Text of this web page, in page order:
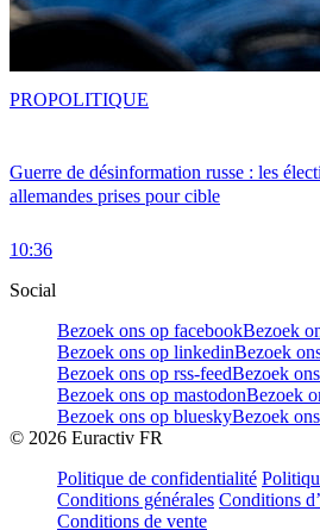
Guerre de désinformation russe : les
allemandes prises pour cible
10:36
PROPOLITIQUE
Social
Bezoek ons op facebookBezoek
Bezoek ons op linkedinBezoek
Bezoek ons op rss-feedBezoek
Bezoek ons op mastodonBezoek
Bezoek ons op blueskyBezoek
© 2026 Euractiv FR
Politique de confidentialité
Conditions générales Conditions
Conditions de vente